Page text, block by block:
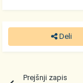
Deli
Prejšnji zapis